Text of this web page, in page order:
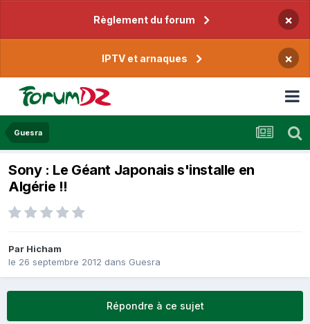
Règlement du forum ×
IPTV et arnaques ×
Guesra
Sony : Le Géant Japonais s'installe en
Algérie !!
Par Hicham
le 26 septembre 2012 dans Guesra
Répondre à ce sujet